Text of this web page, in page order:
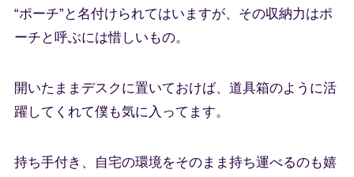
“ポーチ”と名付けられてはいますが、その収納力はポ
ーチと呼ぶには惜しいもの。
開いたままデスクに置いておけば、道具箱のように活
躍してくれて僕も気に入ってます。
持ち手付き、自宅の環境をそのまま持ち運べるのも嬉